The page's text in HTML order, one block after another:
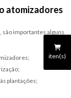
iten(s)
atomizadores
são importantes alguns
plantações;